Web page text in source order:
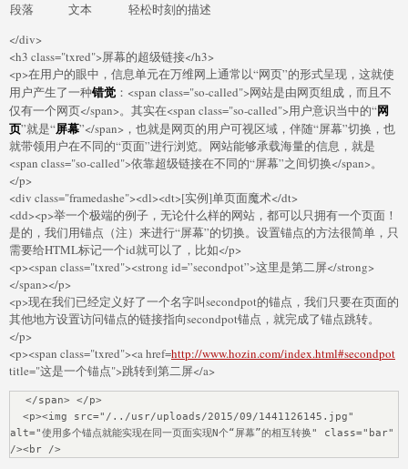
段落
文本
轻松时刻的描述
</div>
<h3 class="txred">屏幕的超级链接</h3>
<p>在用户的眼中，信息单元在万维网上通常以“网页”的形式呈现，这就使
用户产生了一种错觉 ：<span class="so-called">网站是由网页组成，而且不
仅有一个网页</span>。其实在<span class="so-called">用户意识当中的“网
页”就是“屏幕”</span>，也就是网页的用户可视区域，伴随“屏幕”切换，也
就带领用户在不同的“页面”进行浏览。网站能够承载海量的信息，就是
<span class="so-called">依靠超级链接在不同的“屏幕”之间切换</span>。
</p>
<div class="framedashe"><dl><dt>[实例]单页面魔术</dt>
<dd><p>举一个极端的例子，无论什么样的网站，都可以只拥有一个页面！
是的，我们用锚点（注）来进行“屏幕”的切换。设置锚点的方法很简单，只
需要给HTML标记一个id就可以了，比如</p>
<p><span class="txred"><strong id=”secondpot”>这里是第二屏</strong>
</span></p>
<p>现在我们已经定义好了一个名字叫secondpot的锚点，我们只要在页面的
其他地方设置访问锚点的链接指向secondpot锚点，就完成了锚点跳转。
</p>
<p><span class="txred"><a href=http://www.hozin.com/index.html#secondpot
title="这是一个锚点">跳转到第二屏</a>
alt="使用多个锚点就能实现在同一页面实现N个“屏幕”的相互转换" class="bar"
/><br />